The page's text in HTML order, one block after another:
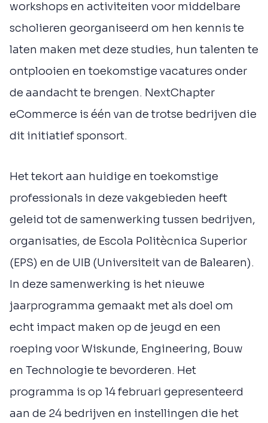
workshops en activiteiten voor middelbare
scholieren georganiseerd om hen kennis te
laten maken met deze studies, hun talenten te
ontplooien en toekomstige vacatures onder
de aandacht te brengen. NextChapter
eCommerce is één van de trotse bedrijven die
dit initiatief sponsort.
Het tekort aan huidige en toekomstige
professionals in deze vakgebieden heeft
geleid tot de samenwerking tussen bedrijven,
organisaties, de Escola Politècnica Superior
(EPS) en de UIB (Universiteit van de Balearen).
In deze samenwerking is het nieuwe
jaarprogramma gemaakt met als doel om
echt impact maken op de jeugd en een
roeping voor Wiskunde, Engineering, Bouw
en Technologie te bevorderen. Het
programma is op 14 februari gepresenteerd
aan de 24 bedrijven en instellingen die het